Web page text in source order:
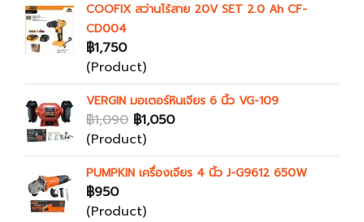
COOFIX สว่านไร้สาย 20V SET 2.0 Ah CF-
CD004
฿1,750
(Product)
VERGIN มอเตอร์หินเจียร 6 นิ้ว VG-109
฿1,090 ฿1,050
(Product)
PUMPKIN เครื่องเจียร 4 นิ้ว J-G9612 650W
฿950
(Product)